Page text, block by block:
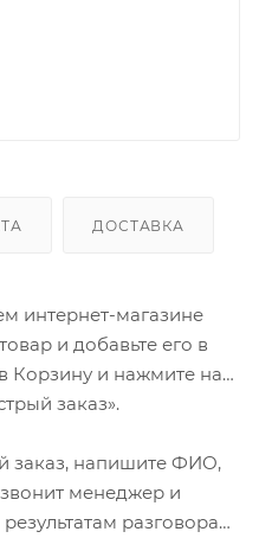
ДОСТАВКА
интернет-магазине
и добавьте его в
Корзину и нажмите на
заказ».
заказ, напишите ФИО,
менеджер и
разговора